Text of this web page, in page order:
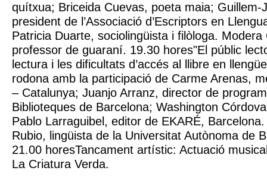
quítxua; Briceida Cuevas, poeta maia; Guillem-
president de l’Associació d’Escriptors en
Patricia Duarte, sociolingüista i filòloga. Modera
professor de guaraní. 19.30 hores"El públic
lectura i les dificultats d’accés al llibre en
rodona amb la participació de Carme Arenas,
– Catalunya; Juanjo Arranz, director de
Biblioteques de Barcelona; Washington
Pablo Larraguibel, editor de EKARÉ,
Rubio, lingüista de la Universitat Autònoma de
21.00 horesTancament artístic: Actuació
La Criatura Verda.